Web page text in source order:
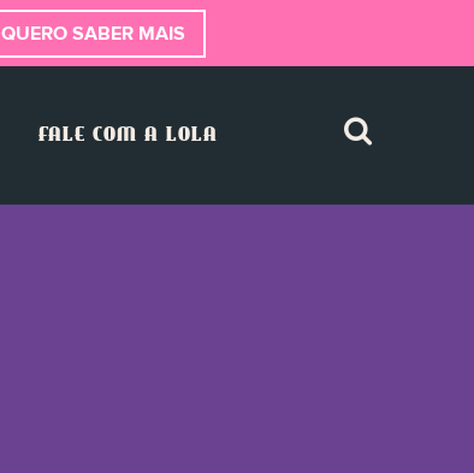
QUERO SABER MAIS
FALE COM A LOLA